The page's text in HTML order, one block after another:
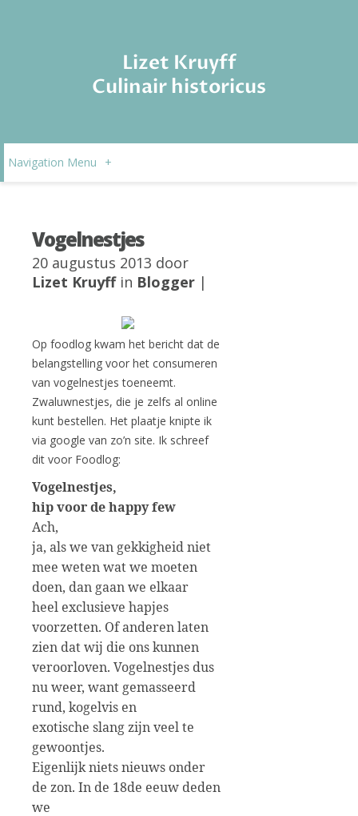
Lizet Kruyff
Culinair historicus
Navigation Menu +
Vogelnestjes
20 augustus 2013 door
Lizet Kruyffin Blogger |
Op foodlog kwam het bericht dat de
belangstelling voor het consumeren
van vogelnestjes toeneemt.
Zwaluwnestjes, die je zelfs al online
kunt bestellen. Het plaatje knipte ik
via google van zo’n site. Ik schreef
dit voor Foodlog:
Vogelnestjes,
hip voor de happy few
Ach,
ja, als we van gekkigheid niet
mee weten wat we moeten
doen, dan gaan we elkaar
heel exclusieve hapjes
voorzetten. Of anderen laten
zien dat wij die ons kunnen
veroorloven. Vogelnestjes dus
nu weer, want gemasseerd
rund, kogelvis en
exotische slang zijn veel te
gewoontjes.
Eigenlijk niets nieuws onder
de zon. In de 18de eeuw deden
we